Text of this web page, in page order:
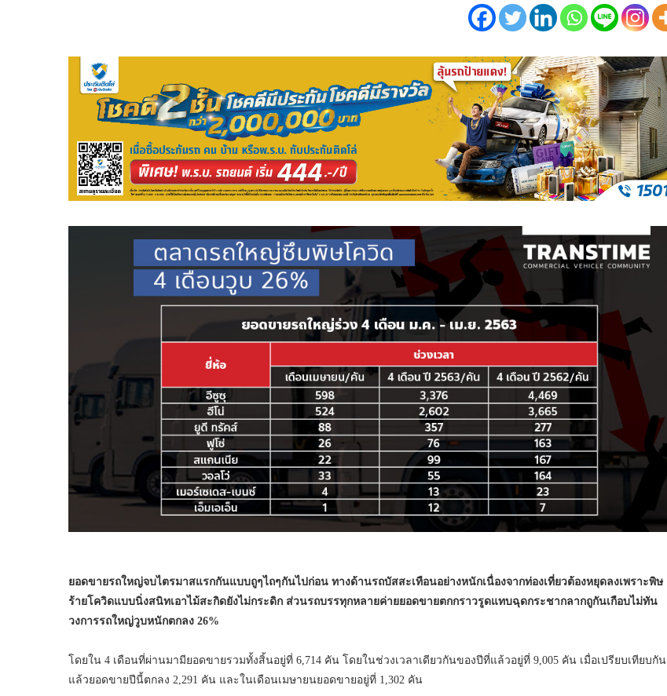
ยอดขายรถใหญ่จบไตรมาสแรกกันแบบถูๆไถๆกันไปก่อน ทางด้านรถบัสสะเทือนอย่างหนักเนื่องจากท่องเที่ยวต้องหยุดลงเพราะพิษ
ร้ายโควิดแบบนิ่งสนิทเอาไม้สะกิดยังไม่กระดิก ส่วนรถบรรทุกหลายค่ายยอดขายตกกราวรูดแทบฉุดกระชากลากถูกันเกือบไม่ทัน
วงการรถใหญ่วูบหนักตกลง 26%
โดยใน 4 เดือนที่ผ่านมามียอดขายรวมทั้งสิ้นอยู่ที่ 6,714 คัน โดยในช่วงเวลาเดียวกันของปีที่แล้วอยู่ที่ 9,005 คัน เมื่อเปรียบเทียบกัน
แล้วยอดขายปีนี้ตกลง 2,291 คัน และในเดือนเมษายนยอดขายอยู่ที่ 1,302 คัน